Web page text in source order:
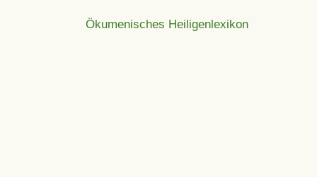
Ökumenisches Heiligenlexikon